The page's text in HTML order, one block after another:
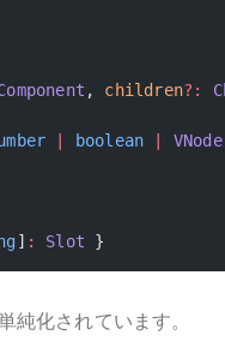
, children?:
boolean VNode
] : Slot }
純化されています。